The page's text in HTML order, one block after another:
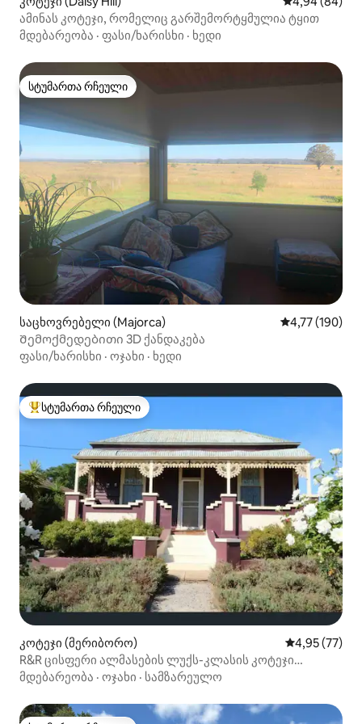
ამინას კოტეჯი, რომელიც გარშემორტყმულია ტყით
მდებარეობა · ფასი/ხარისხი · ხედი
სტუმართა რჩეული
სტუმართა რჩეული
საცხოვრებელი (Majorca) საშუალო
4,77 (190)
Შემოქმედებითი 3D ქანდაკება
ფასი/ხარისხი · ოჯახი · ხედი
სტუმართა რჩეული მოწინავე ვარიანტი
სტუმართა რჩეული
კოტეჯი (მერიბორო) საშუალო
4,95 (77)
R&R ცისფერი ალმასების ლუქს-კლასის კოტეჯი
მერიბორო, ვიქტორია
მდებარეობა · ოჯახი · სამზარეულო